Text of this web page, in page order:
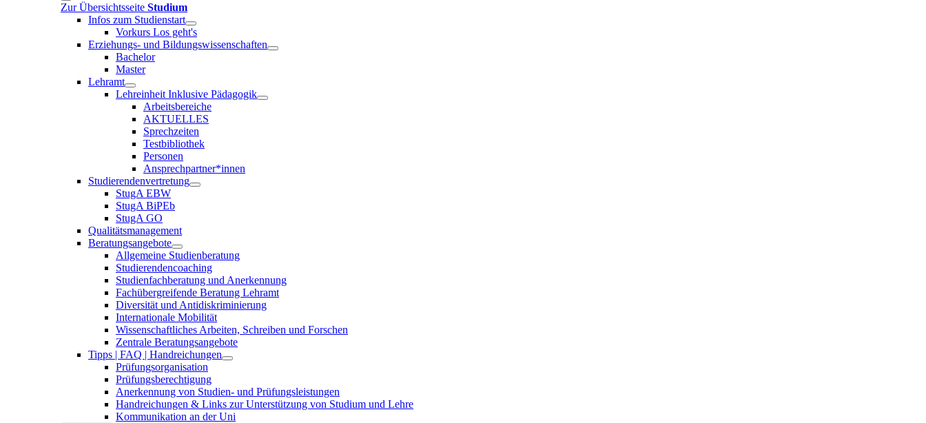
Zur Übersichtsseite Studium
Infos zum Studienstart
Vorkurs Los geht's
Erziehungs- und Bildungswissenschaften
Bachelor
Master
Lehramt
Lehreinheit Inklusive Pädagogik
Arbeitsbereiche
AKTUELLES
Sprechzeiten
Testbibliothek
Personen
Ansprechpartner*innen
Studierendenvertretung
StugA EBW
StugA BiPEb
StugA GO
Qualitätsmanagement
Beratungsangebote
Allgemeine Studienberatung
Studierendencoaching
Studienfachberatung und Anerkennung
Fachübergreifende Beratung Lehramt
Diversität und Antidiskriminierung
Internationale Mobilität
Wissenschaftliches Arbeiten, Schreiben und Forschen
Zentrale Beratungsangebote
Tipps | FAQ | Handreichungen
Prüfungsorganisation
Prüfungsberechtigung
Anerkennung von Studien- und Prüfungsleistungen
Handreichungen & Links zur Unterstützung von Studium und Lehre
Kommunikation an der Uni